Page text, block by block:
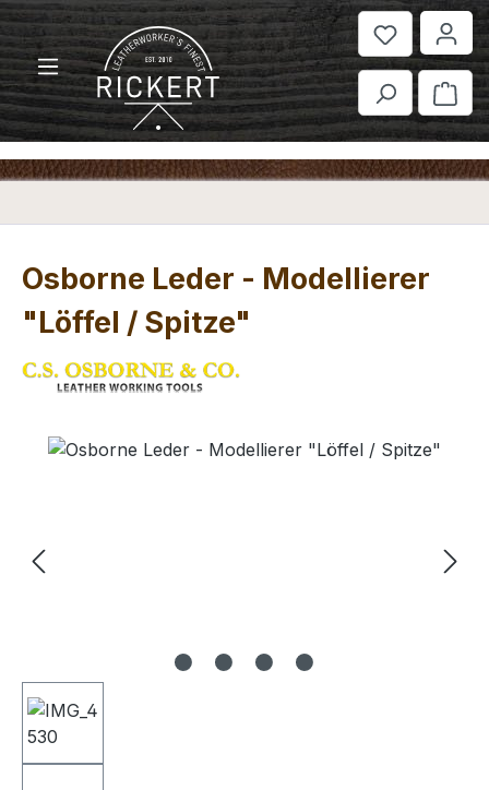
Zum Hauptinhalt springen
Osborne Leder - Modellierer
"Löffel / Spitze"
Bildergalerie überspringen